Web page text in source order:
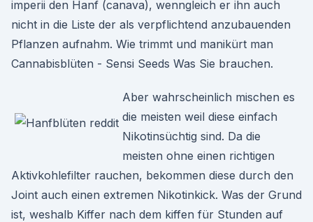
imperii den Hanf (canava), wenngleich er ihn auch
nicht in die Liste der als verpflichtend anzubauenden
Pflanzen aufnahm. Wie trimmt und manikürt man
Cannabisblüten - Sensi Seeds Was Sie brauchen.
Aber wahrscheinlich mischen es
die meisten weil diese einfach
Nikotinsüchtig sind. Da die
meisten ohne einen richtigen
Aktivkohlefilter rauchen, bekommen diese durch den
Joint auch einen extremen Nikotinkick. Was der Grund
ist, weshalb Kiffer nach dem kiffen für Stunden auf